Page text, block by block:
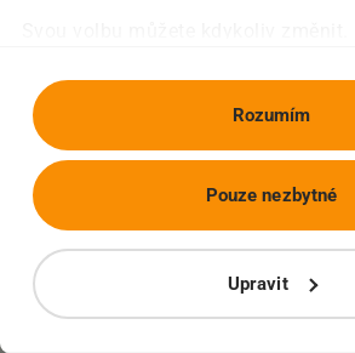
Rozumím
Upravit
Pouze nezbytné